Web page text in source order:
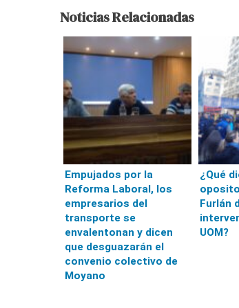
Noticias Relacionadas
Empujados por la
Reforma Laboral, los
empresarios del
transporte se
envalentonan y dicen
que desguazarán el
convenio colectivo de
Moyano
¿Qué
Furlán
UOM?